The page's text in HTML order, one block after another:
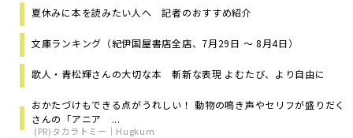
夏休みに本を読みたい人へ 記者のおすすめ紹介
文庫ランキング（紀伊国屋書店全店、7月29日 ～ 8月4日）
歌人・青松輝さんの大切な本 斬新な表現 よむたび、より自由に
おかたづけもできる点がうれしい！ 動物の鳴き声やセリフが盛りだく
さんの「アニア ...
(PR)タカラトミー｜Hugkum